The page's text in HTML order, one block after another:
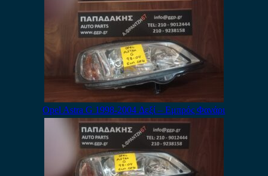
Opel Astra G 1998-2004 Δεξί – Εμπρός Φανάρι